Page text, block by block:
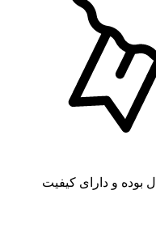
بوده و دارای کیفیت